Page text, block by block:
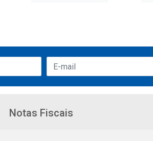
Notas Fiscais